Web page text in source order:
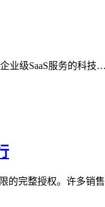
业级SaaS服务的科技…
的完整授权。许多销